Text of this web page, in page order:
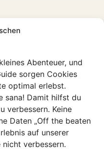
Abenteuer, und
sorgen Cookies
optimal erlebst.
sana! Damit hilfst du
verbessern. Keine
Daten „Off the beaten
auf unserer
nicht verbessern.
haben